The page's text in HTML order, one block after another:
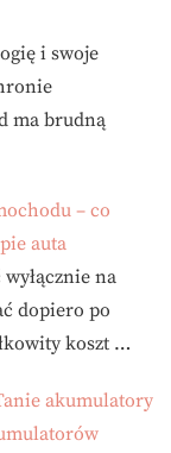
i swoje
ma brudną
– co
auta
na
dopiero po
koszt …
akumulatory